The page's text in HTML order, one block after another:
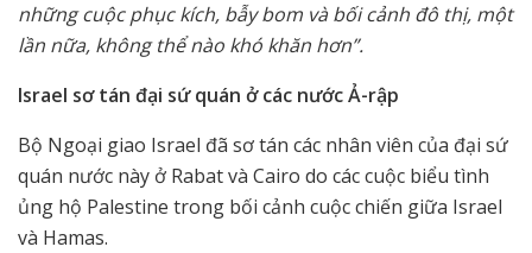
những cuộc phục kích, bẫy bom và bối cảnh đô thị, một
lần nữa, không thể nào khó khăn hơn”.
Israel sơ tán đại sứ quán ở các nước Ả-rập
Bộ Ngoại giao Israel đã sơ tán các nhân viên của đại sứ
quán nước này ở Rabat và Cairo do các cuộc biểu tình
ủng hộ Palestine trong bối cảnh cuộc chiến giữa Israel
và Hamas.